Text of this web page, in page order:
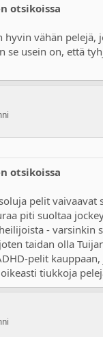
otsikoissa
hyvin vähän pelejä,
se usein on, että
otsikoissa
pelit vaivaavat
piti suoltaa
- varsinkin
taidan olla
pelit kauppaan,
tiukkoja